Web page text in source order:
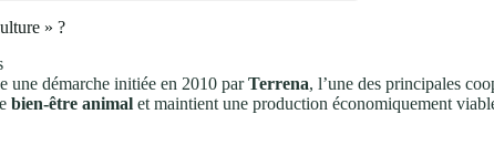
» ?
démarche initiée en 2010 parTerrena, l’une des principales
bien-être animal et maintient une production économiquement